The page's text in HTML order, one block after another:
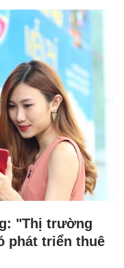
"Thị trường
phát triển thuê